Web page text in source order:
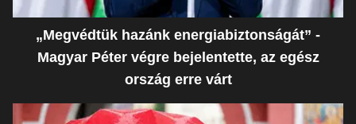
„Megvédtük hazánk energiabiztonságát” -
Magyar Péter végre bejelentette, az egész
ország erre várt